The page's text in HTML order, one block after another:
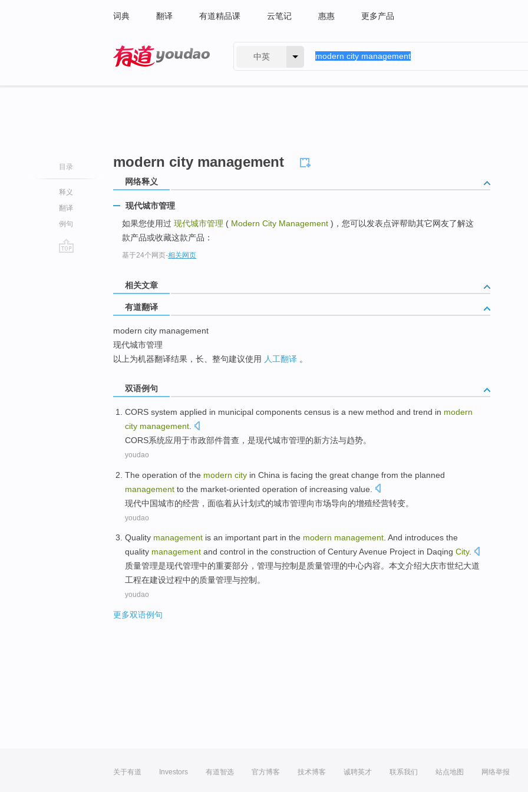
词典 翻译 有道精品课 云笔记 惠惠 更多产品
中英
目录
释义
翻译
例句
modern city management
网络释义
现代城市管理
如果您使用过 现代城市管理 ( Modern City Management )，您可以发表点评帮助其它网友了解这
款产品或收藏这款产品：
基于24个网页-相关网页
相关文章
有道翻译
modern city management
现代城市管理
以上为机器翻译结果，长、整句建议使用 人工翻译 。
双语例句
CORS system applied in municipal components census is a new method and trend in modern
city management
CORS系统应用于市政部件普查 ， 是现代城市管理的新方法与趋势。
youdao
The operation of the modern city in China is facing the great change from the planned
management to the market-oriented operation of increasing value.
现代中国城市的经营 ， 面临着从计划式的城市管理向市场导向的增殖经营转变。
youdao
Quality management is an important part in the modern management. And introduces the
quality management and control in the construction of CenturyAvenue Project in Daqing City.
质量管理是现代管理中的重要部分 ，管理与控制是质量管理的中心内容。本文介绍大庆市世纪大道
工程在建设过程中的质量管理与控制。
youdao
更多双语例句
关于有道 Investors 有道智选 官方博客 技术博客 诚聘英才 联系我们 站点地图 网络举报